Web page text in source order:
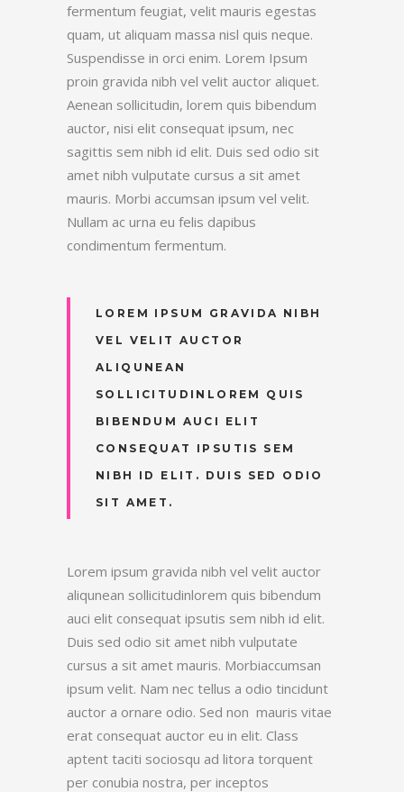
fermentum feugiat, velit mauris egestas
quam, ut aliquam massa nisl quis neque.
Suspendisse in orci enim. Lorem Ipsum
proin gravida nibh vel velit auctor aliquet.
Aenean sollicitudin, lorem quis bibendum
auctor, nisi elit consequat ipsum, nec
sagittis sem nibh id elit. Duis sed odio sit
amet nibh vulputate cursus a sit amet
mauris. Morbi accumsan ipsum vel velit.
Nullam ac urna eu felis dapibus
condimentum fermentum.
LOREM IPSUM GRAVIDA NIBH
VEL VELIT AUCTOR
ALIQUNEAN
SOLLICITUDINLOREM QUIS
BIBENDUM AUCI ELIT
CONSEQUAT IPSUTIS SEM
NIBH ID ELIT. DUIS SED ODIO
SIT AMET.
Lorem ipsum gravida nibh vel velit auctor
aliqunean sollicitudinlorem quis bibendum
auci elit consequat ipsutis sem nibh id elit.
Duis sed odio sit amet nibh vulputate
cursus a sit amet mauris. Morbiaccumsan
ipsum velit. Nam nec tellus a odio tincidunt
auctor a ornare odio. Sed non mauris vitae
erat consequat auctor eu in elit. Class
aptent taciti sociosqu ad litora torquent
per conubia nostra, per inceptos